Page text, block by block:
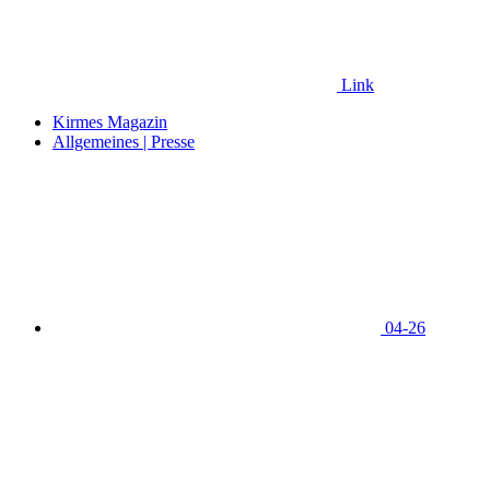
Link
Kirmes Magazin
Allgemeines | Presse
04-26